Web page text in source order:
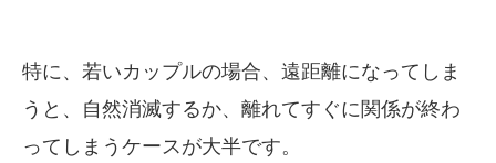
特に、若いカップルの場合、遠距離になってしま
うと、自然消滅するか、離れてすぐに関係が終わ
ってしまうケースが大半です。